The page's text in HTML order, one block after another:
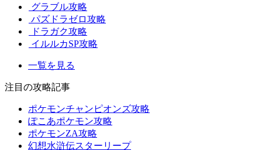
グラブル攻略
パズドラゼロ攻略
ドラガク攻略
イルルカSP攻略
一覧を見る
注目の攻略記事
ポケモンチャンピオンズ攻略
ぽこあポケモン攻略
ポケモンZA攻略
幻想水滸伝スターリープ